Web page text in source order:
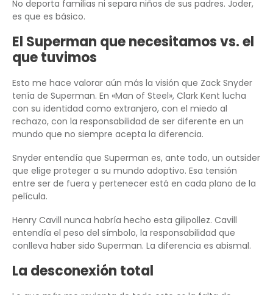
No deporta familias ni separa niños de sus padres. Joder,
es que es básico.
El Superman que necesitamos vs. el
que tuvimos
Esto me hace valorar aún más la visión que Zack Snyder
tenía de Superman. En «Man of Steel», Clark Kent lucha
con su identidad como extranjero, con el miedo al
rechazo, con la responsabilidad de ser diferente en un
mundo que no siempre acepta la diferencia.
Snyder entendía que Superman es, ante todo, un outsider
que elige proteger a su mundo adoptivo. Esa tensión
entre ser de fuera y pertenecer está en cada plano de la
película.
Henry Cavill nunca habría hecho esta gilipollez. Cavill
entendía el peso del símbolo, la responsabilidad que
conlleva haber sido Superman. La diferencia es abismal.
La desconexión total